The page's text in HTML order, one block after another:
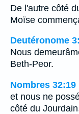
De l'autre côté
Moïse
Deutéronome
Nous
Beth-Peor.
Nombres 32:19
et nous ne
côté du